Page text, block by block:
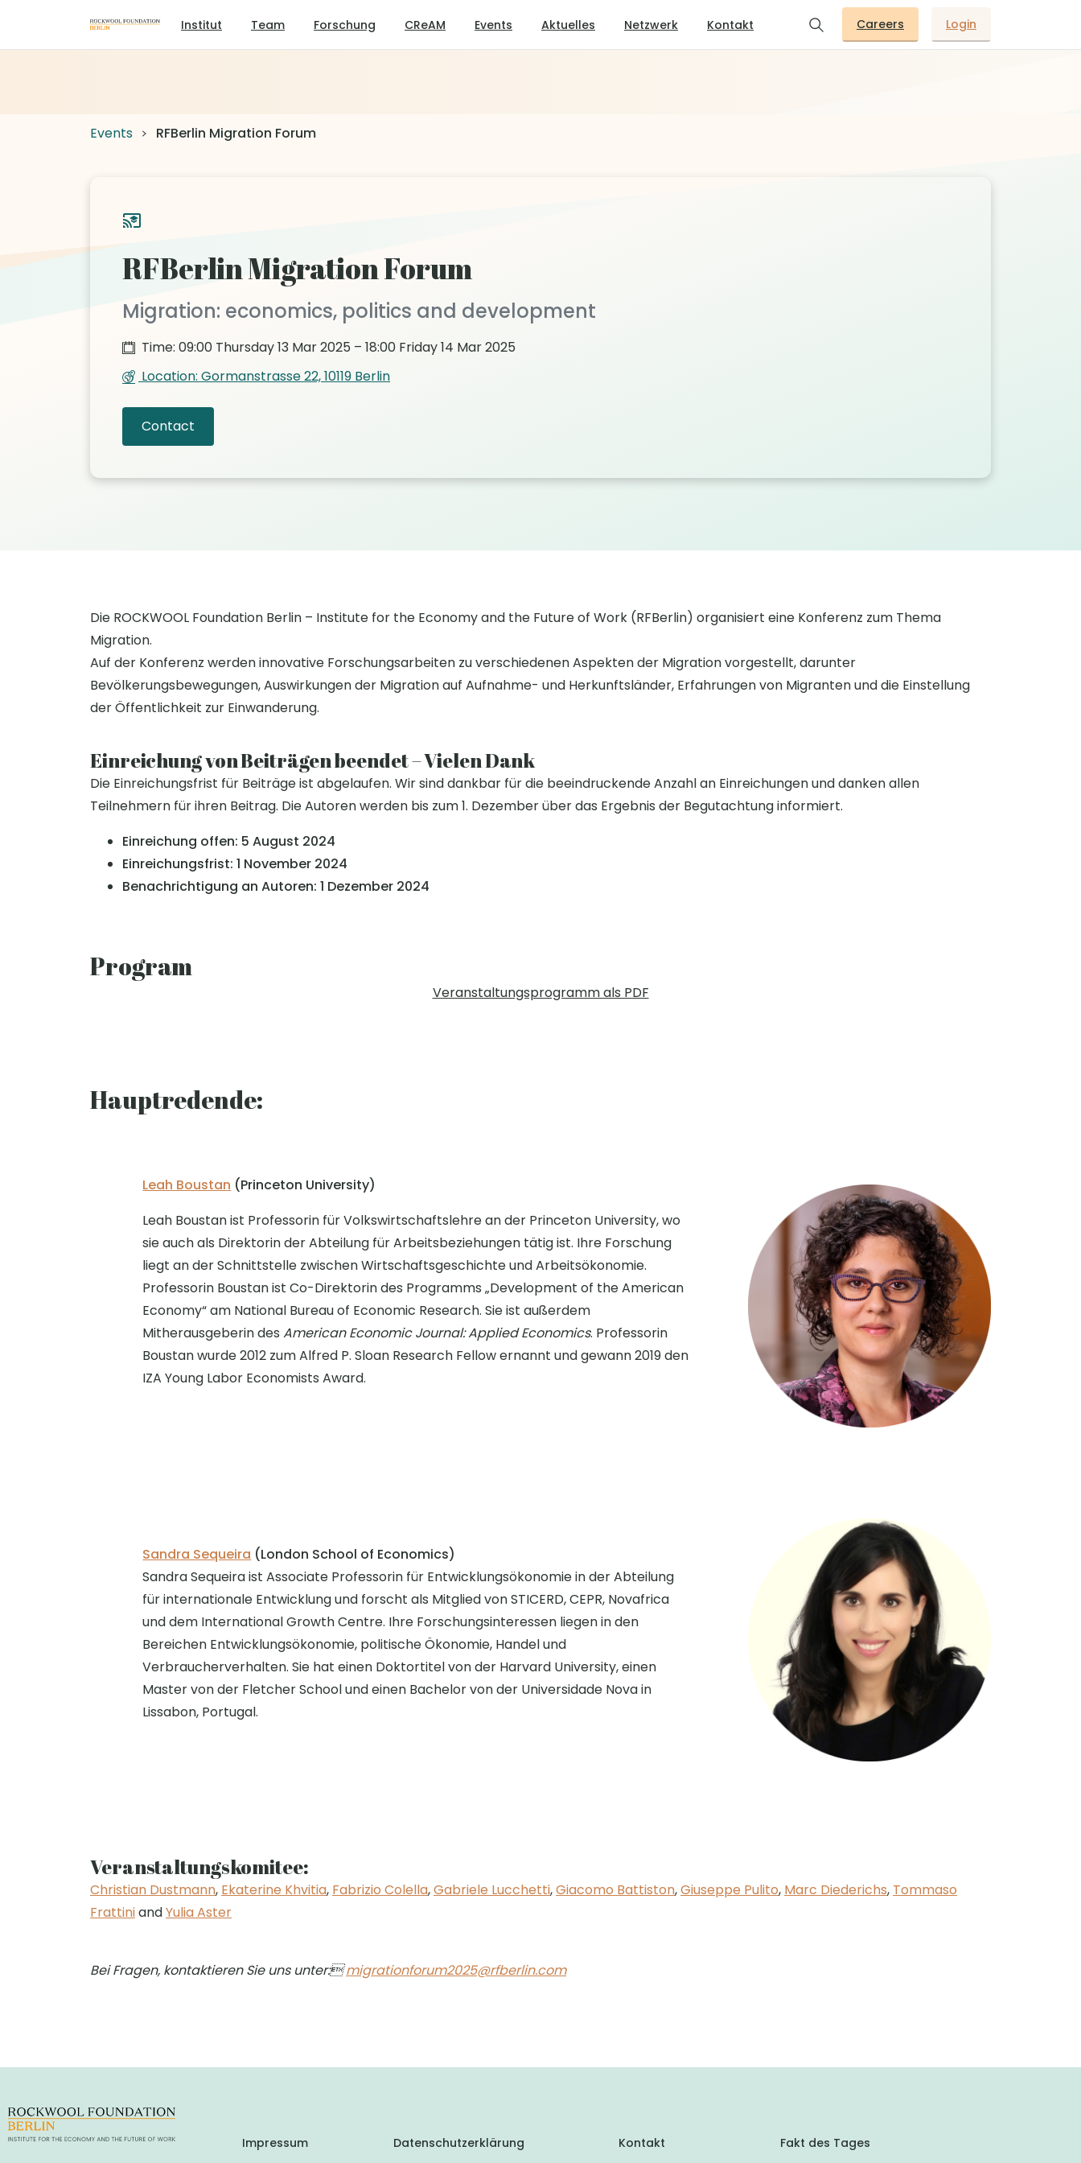
Institut Team Forschung CReAM Events Aktuelles Netzwerk Kontakt Careers Login
Events RFBerlin Migration Forum
RFBerlin Migration Forum
Migration: economics, politics and development
Time: 09:00 Thursday 13 Mar 2025 – 18:00 Friday 14 Mar 2025
Location: Gormanstrasse 22, 10119 Berlin
Contact
Die ROCKWOOL Foundation Berlin – Institute for the Economy and the Future of Work (RFBerlin) organisiert eine Konferenz zum Thema
Migration.
Auf der Konferenz werden innovative Forschungsarbeiten zu verschiedenen Aspekten der Migration vorgestellt, darunter
Bevölkerungsbewegungen, Auswirkungen der Migration auf Aufnahme- und Herkunftsländer, Erfahrungen von Migranten und die Einstellung
der Öffentlichkeit zur Einwanderung.
Einreichung von Beiträgen beendet – Vielen Dank
Die Einreichungsfrist für Beiträge ist abgelaufen. Wir sind dankbar für die beeindruckende Anzahl an Einreichungen und danken allen
Teilnehmern für ihren Beitrag. Die Autoren werden bis zum 1. Dezember über das Ergebnis der Begutachtung informiert.
Einreichung offen: 5 August 2024
Einreichungsfrist: 1 November 2024
Benachrichtigung an Autoren: 1 Dezember 2024
Program
Veranstaltungsprogramm als PDF
Hauptredende:
Leah Boustan (Princeton University)
Leah Boustan ist Professorin für Volkswirtschaftslehre an der Princeton University, wo
sie auch als Direktorin der Abteilung für Arbeitsbeziehungen tätig ist. Ihre Forschung
liegt an der Schnittstelle zwischen Wirtschaftsgeschichte und Arbeitsökonomie.
Professorin Boustan ist Co-Direktorin des Programms „Development of the American
Economy“ am National Bureau of Economic Research. Sie ist außerdem
Mitherausgeberin desAmerican Economic Journal: Applied Economics. Professorin
Boustan wurde 2012 zum Alfred P. Sloan Research Fellow ernannt und gewann 2019 den
IZA Young Labor Economists Award.
Sandra Sequeira (London School of Economics)
Sandra Sequeira ist Associate Professorin für Entwicklungsökonomie in der Abteilung
für internationale Entwicklung und forscht als Mitglied von STICERD, CEPR, Novafrica
und dem International Growth Centre. Ihre Forschungsinteressen liegen in den
Bereichen Entwicklungsökonomie, politische Ökonomie, Handel und
Verbraucherverhalten. Sie hat einen Doktortitel von der Harvard University, einen
Master von der Fletcher School und einen Bachelor von der Universidade Nova in
Lissabon, Portugal.
Veranstaltungskomitee:
Christian Dustmann, Ekaterine Khvitia, Fabrizio Colella,Gabriele Lucchetti,Giacomo Battiston,Giuseppe Pulito, Marc Diederichs, Tommaso
FrattiniandYulia Aster
Bei Fragen, kontaktieren Sie uns unter:migrationforum2025@rfberlin.com
Impressum Datenschutzerklärung Kontakt Fakt des Tages